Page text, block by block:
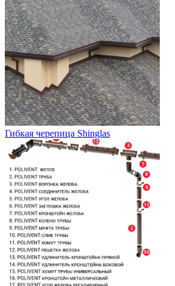
Гибкая черепица Shinglas